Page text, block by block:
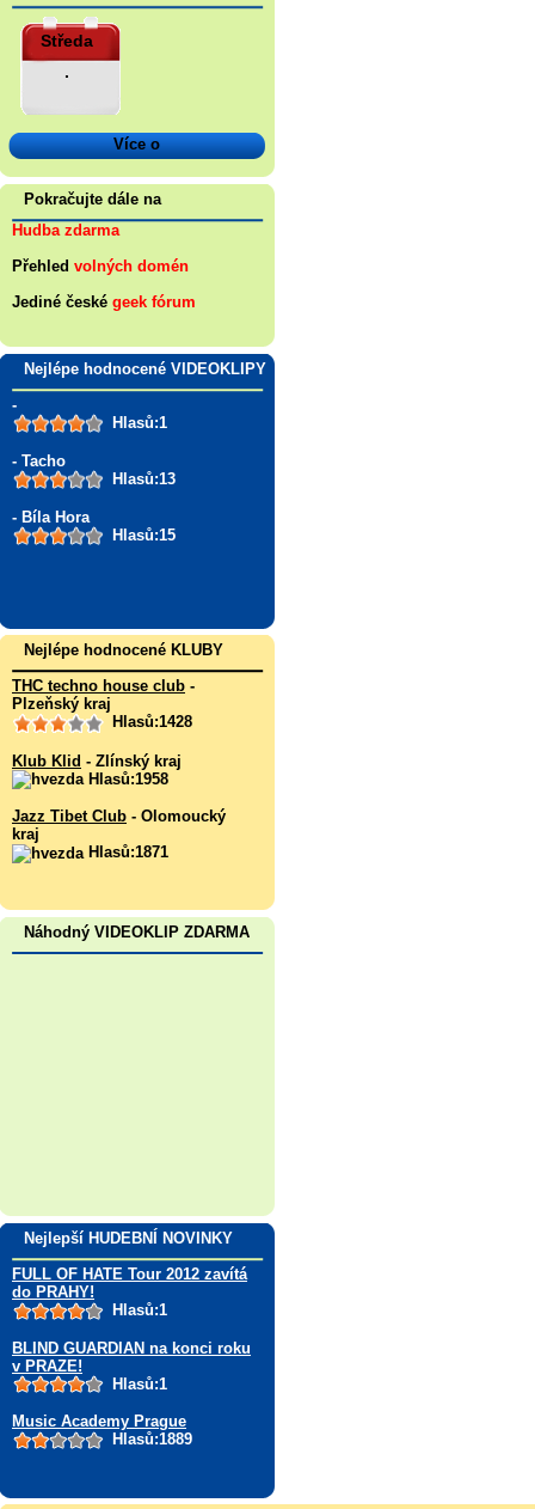
Středa
.
Více o
Pokračujte dále na
Hudba zdarma
Přehled volných domén
Jediné české geek fórum
Nejlépe hodnocené VIDEOKLIPY
-
Hlasů:1
- Tacho
Hlasů:13
- Bíla Hora
Hlasů:15
Nejlépe hodnocené KLUBY
THC techno house club -
Plzeňský kraj
Hlasů:1428
Klub Klid - Zlínský kraj
Hlasů:1958
Jazz Tibet Club - Olomoucký
kraj
Hlasů:1871
Náhodný VIDEOKLIP ZDARMA
Nejlepší HUDEBNÍ NOVINKY
FULL OF HATE Tour 2012 zavítá
do PRAHY!
Hlasů:1
BLIND GUARDIAN na konci roku
v PRAZE!
Hlasů:1
Music Academy Prague
Hlasů:1889